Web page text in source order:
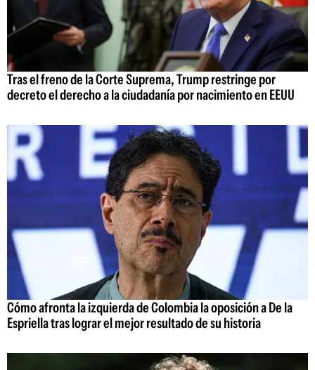
Tras el freno de la Corte Suprema, Trump restringe por
decreto el derecho a la ciudadanía por nacimiento en EEUU
Cómo afronta la izquierda de Colombia la oposición a De la
Espriella tras lograr el mejor resultado de su historia